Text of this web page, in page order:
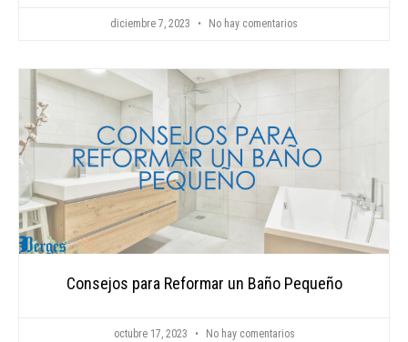
diciembre 7, 2023 No hay comentarios
Consejos para Reformar un Baño Pequeño
octubre 17, 2023 No hay comentarios